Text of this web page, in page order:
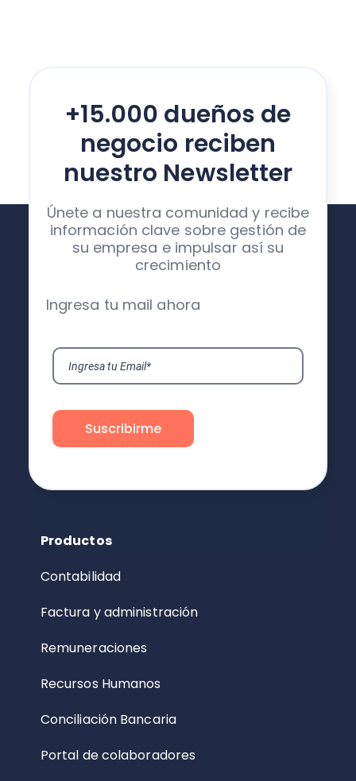
+15.000 dueños de
negocio reciben
nuestro Newsletter
Únete a nuestra comunidad y recibe
información clave sobre gestión de
su empresa e impulsar así su
crecimiento
Ingresa tu mail ahora
Productos
Contabilidad
Factura y administración
Remuneraciones
Recursos Humanos
Conciliación Bancaria
Portal de colaboradores